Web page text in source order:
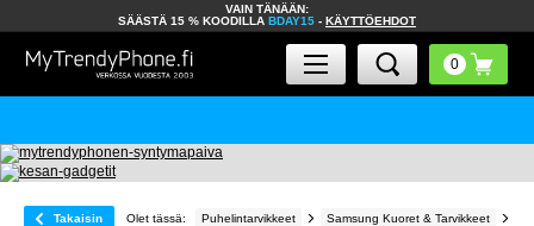
VAIN TÄNÄÄN:
SÄÄSTÄ 15 % KOODILLA BDAY15 - KÄYTTÖEHDOT
Takaisin Olet tässä: Puhelintarvikkeet Samsung Kuoret & Tarvikkeet